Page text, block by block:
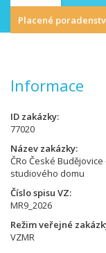
Placené
Informace
ID zakázky
77020
Název zakázky
ČRo České
studiového domu
Číslo spisu VZ
MR9_2026
Režim veřejné
VZMR